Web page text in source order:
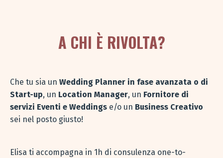
A CHI È RIVOLTA?
Che tu sia un Wedding Planner in fase avanzata o di
Start-up, un Location Manager, un Fornitore di
servizi Eventi e Weddings e/o un Business Creativo
sei nel posto giusto!
Elisa ti accompagna in 1h di consulenza one-to-